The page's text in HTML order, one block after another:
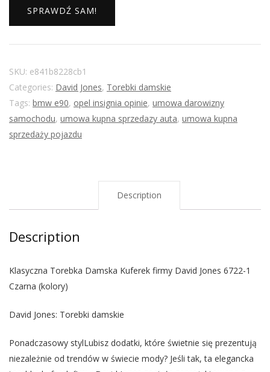
SPRAWDŹ SAM!
SKU: e841b8228cb1
Categories: David Jones, Torebki damskie
Tags: bmw e90, opel insignia opinie, umowa darowizny
samochodu, umowa kupna sprzedazy auta, umowa kupna
sprzedaży pojazdu
Description
Description
Klasyczna Torebka Damska Kuferek firmy David Jones 6722-1
Czarna (kolory)
David Jones: Torebki damskie
Ponadczasowy stylLubisz dodatki, które świetnie się prezentują
niezależnie od trendów w świecie mody? Jeśli tak, ta elegancka